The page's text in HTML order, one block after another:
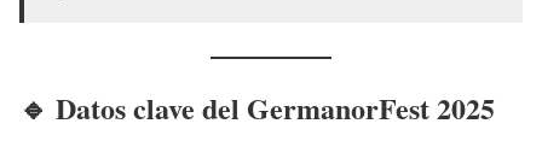
🔹 Datos clave del GermanorFest 2025